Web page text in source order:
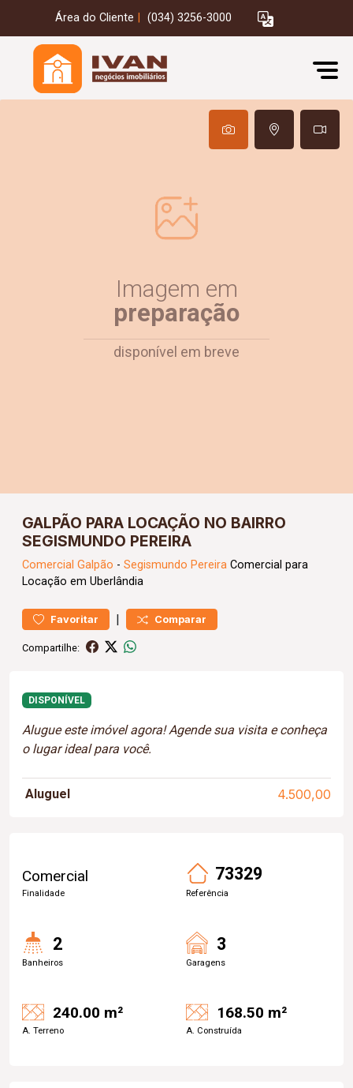
Área do Cliente (034) 3256-3000
Imagem em
preparação
disponível em breve
GALPÃO PARA LOCAÇÃO NO BAIRRO
SEGISMUNDO PEREIRA
Comercial Galpão - Segismundo Pereira Comercial para
Locação em Uberlândia
Favoritar | Comparar
Compartilhe:
DISPONÍVEL
Alugue este imóvel agora! Agende sua visita e conheça
o lugar ideal para você.
Aluguel 4.500,00
Comercial
Finalidade
73329
Referência
2
Banheiros
3
Garagens
240.00 m²
A. Terreno
168.50 m²
A. Construída